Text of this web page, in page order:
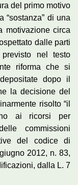
del primo motivo
“sostanza” di una
motivazione circa
dalle parti
nel testo
riforma che si
dopo il
la decisione del
risolto “il
ai ricorsi per
commissioni
del codice di
2012, n. 83,
dalla L. 7